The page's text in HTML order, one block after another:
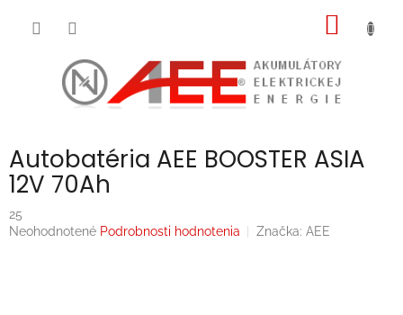
Autobatéria AEE BOOSTER ASIA
12V 70Ah
25
Priemerné
Neohodnotené Podrobnosti hodnotenia Značka: AEE